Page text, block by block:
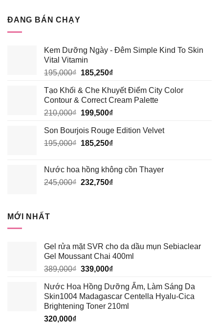
ĐANG BÁN CHẠY
Kem Dưỡng Ngày - Đêm Simple Kind To Skin
Vital Vitamin
195,000₫ Giá
là:
195,000₫.
185,250₫Giá
tại
là:
185,250₫.
Tạo Khối & Che Khuyết Điểm City Color
Contour & Correct Cream Palette
210,000₫ Giá
là:
210,000₫.
199,500₫Giá
tại
là:
Son Bourjois Rouge Edition Velvet
195,000₫ Giá
195,000₫.
185,250₫Giá
là:
185,250₫.
Nước hoa hồng không cồn Thayer
245,000₫ Giá
232,750₫Giá
MỚI NHẤT
Gel rửa mặt SVR cho da dầu mụn Sebiaclear
Gel Moussant Chai 400ml
389,000₫ Giá
là:
389,000₫.
339,000₫Giá
tại
là:
339,000₫.
Nước Hoa Hồng Dưỡng Ẩm, Làm Sáng Da
Skin1004 Madagascar Centella Hyalu-Cica
Brightening Toner 210ml
320,000₫